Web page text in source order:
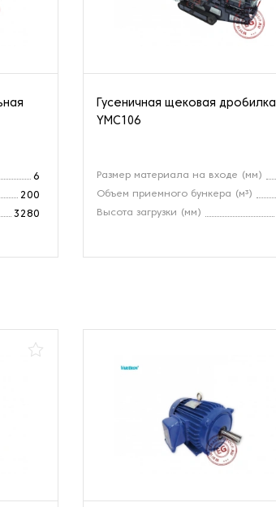
6
200
3280
Гусеничная щековая дробилка
YMC106
Размер материала на входе (мм)
Объем приемного бункера (м³)
Высота загрузки (мм)